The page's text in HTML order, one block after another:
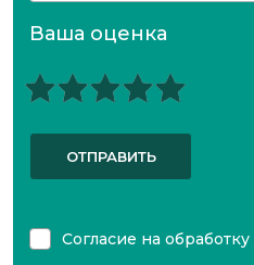
Ваша оценка
ОТПРАВИТЬ
Согласие на обработку